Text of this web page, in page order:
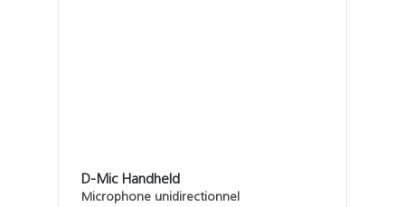
D-Mic Handheld
Microphone unidirectionnel